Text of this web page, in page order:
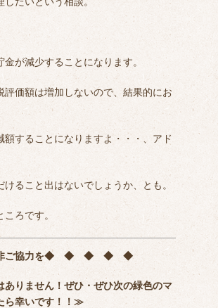
が減少することになります。
価額は増加しないので、結果的にお
することになりますよ・・・、アド
ること出はないでしょうか、とも。
ろです。
ご協力を◆ ◆ ◆ ◆ ◆
りません！ぜひ・ぜひ次の緑色のマ
ら幸いです！！≫